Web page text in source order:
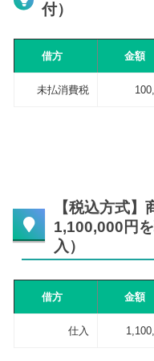
付）
借方 金額
未払消費税
【税込方式
1,100,000円
入）
借方 金額
仕入